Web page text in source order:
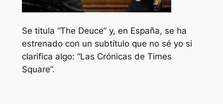
Se titula “The Deuce” y, en España, se ha
estrenado con un subtítulo que no sé yo si
clarifica algo: “Las Crónicas de Times
Square”.